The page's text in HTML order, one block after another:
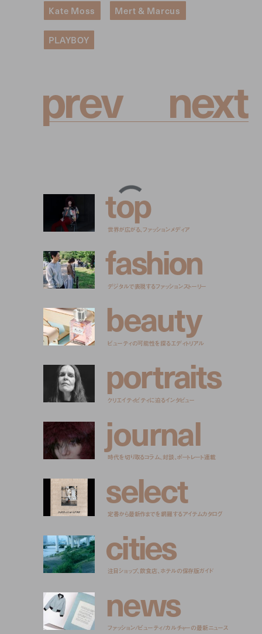
Kate Moss Mert & Marcus
PLAYBOY
prev next
top
世界が広がる、ファッションメディア
fashion
デジタルで表現するファッションストーリー
beauty
ビューティの可能性を探るエディトリアル
portraits
クリエイティビティに迫るインタビュー
journal
時代を切り取るコラム、対談、ポートレート連載
select
定番から最新作までを網羅するアイテムカタログ
cities
注目ショップ、飲食店、ホテルの保存版ガイド
news
ファッション/ビューティ/カルチャーの最新ニュース